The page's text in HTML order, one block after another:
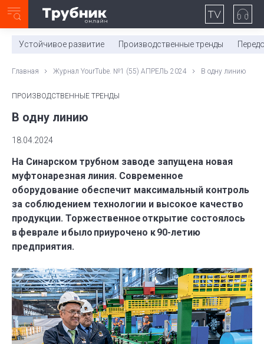
0:00/ 11:03
Устойчивое развитие Производственные тренды
Главная Журнал YourTube. №1 (55) АПРЕЛЬ 2024 В одну линию
ПРОИЗВОДСТВЕННЫЕ ТРЕНДЫ
В одну линию
18.04.2024
На Синарском трубном заводе запущена новая
муфтонарезная линия. Современное
оборудование обеспечит максимальный контроль
за соблюдением технологии и высокое качество
продукции. Торжественное открытие состоялось
в феврале и было приурочено к 90-летию
предприятия.